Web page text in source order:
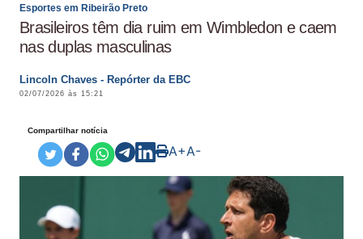
Esportes em Ribeirão Preto
Brasileiros têm dia ruim em Wimbledon e caem
nas duplas masculinas
Lincoln Chaves - Repórter da EBC
02/07/2026 às 15:21
Compartilhar notícia
A+A-